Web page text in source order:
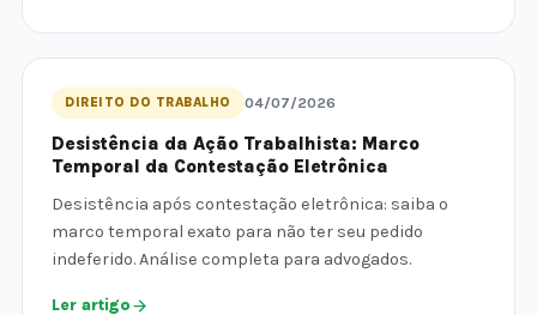
DIREITO DO TRABALHO 04/07/2026
Desistência da Ação Trabalhista: Marco
Temporal da Contestação Eletrônica
Desistência após contestação eletrônica: saiba o
marco temporal exato para não ter seu pedido
indeferido. Análise completa para advogados.
Ler artigo